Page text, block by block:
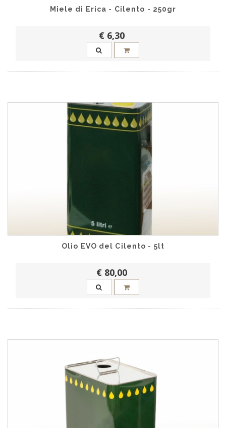
Miele di Erica - Cilento - 250gr
€ 6,30
Olio EVO del Cilento - 5lt
€ 80,00